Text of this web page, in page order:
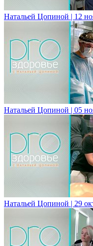
Натальей Цопиной | 12
Натальей Цопиной | 05
Натальей Цопиной | 29